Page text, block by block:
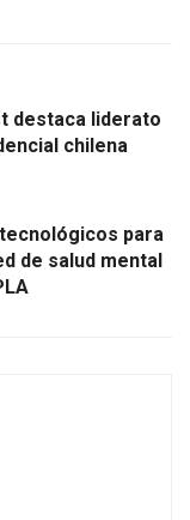
destaca liderato
chilena
para
de salud mental